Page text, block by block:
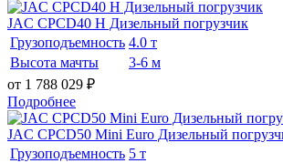
JAC CPCD40 H Дизельный погрузчик
Грузоподъемность 4.0 т
Высота мачты
3-6 м
от 1 788 029 ₽
Подробнее
JAC CPCD50 Mini Euro Дизельный
Грузоподъемность 5 т